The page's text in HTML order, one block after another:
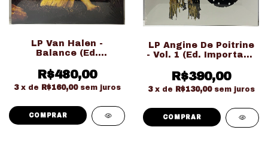
LP Van Halen -
Balance (Ed.
Duplo LACRADO!!!)
R$480,00
3 x de R$160,00 sem juros
LP Angine De Poitrine
- Vol. 1 (Ed. Importado
R$390,00
3 x de R$130,00 sem juros